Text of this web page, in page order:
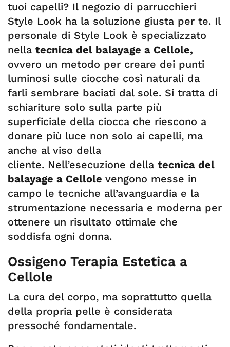
tuoi capelli? Il negozio di parrucchieri
Style Look ha la soluzione giusta per te. Il
personale di Style Look è specializzato
nella tecnica del balayage a Cellole,
ovvero un metodo per creare dei punti
luminosi sulle ciocche così naturali da
farli sembrare baciati dal sole. Si tratta di
schiariture solo sulla parte più
superficiale della ciocca che riescono a
donare più luce non solo ai capelli, ma
anche al viso della
cliente. Nell’esecuzione della tecnica del
balayage a Cellole vengono messe in
campo le tecniche all’avanguardia e la
strumentazione necessaria e moderna per
ottenere un risultato ottimale che
soddisfa ogni donna.
Ossigeno Terapia Estetica a
Cellole
La cura del corpo, ma soprattutto quella
della propria pelle è considerata
pressoché fondamentale.